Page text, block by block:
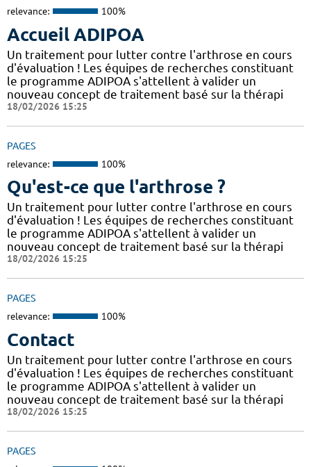
relevance: 100%
Accueil ADIPOA
Un traitement pour lutter contre l'arthrose en cours
d'évaluation ! Les équipes de recherches constituant
le programme ADIPOA s'attellent à valider un
nouveau concept de traitement basé sur la thérapi
18/02/2026 15:25
PAGES
relevance: 100%
Qu'est-ce que l'arthrose ?
Un traitement pour lutter contre l'arthrose en cours
d'évaluation ! Les équipes de recherches constituant
le programme ADIPOA s'attellent à valider un
nouveau concept de traitement basé sur la thérapi
18/02/2026 15:25
PAGES
relevance: 100%
Contact
Un traitement pour lutter contre l'arthrose en cours
d'évaluation ! Les équipes de recherches constituant
le programme ADIPOA s'attellent à valider un
nouveau concept de traitement basé sur la thérapi
18/02/2026 15:25
PAGES